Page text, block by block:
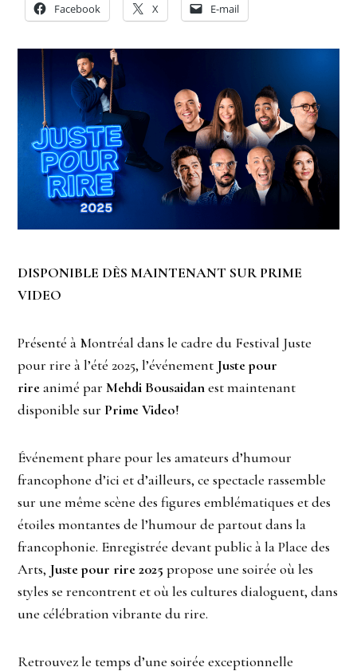
Facebook
X E-mail
DISPONIBLE DÈS MAINTENANT SUR PRIME
VIDEO
Présenté à Montréal dans le cadre du Festival Juste
pour rire à l’été 2025, l’événement Juste pour
rireanimé parMehdi Bousaidanest maintenant
disponible sur Prime Video!
Événement phare pour les amateurs d’humour
francophone d’ici et d’ailleurs, ce spectacle rassemble
sur une même scène des figures emblématiques et des
étoiles montantes de l’humour de partout dans la
francophonie. Enregistrée devant public à la Place des
Arts, Juste pour rire 2025 propose une soirée où les
styles se rencontrent et où les cultures dialoguent, dans
une célébration vibrante du rire.
Retrouvez le temps d’une soirée exceptionnelle